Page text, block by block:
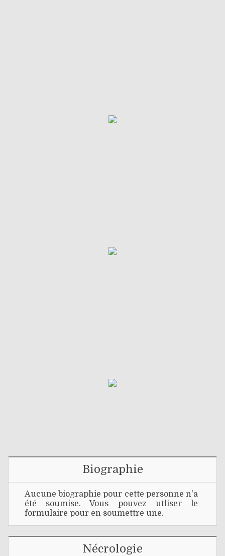
Biographie
Aucune biographie pour cette personne n'a
été soumise. Vous pouvez utliser le
formulaire pour en soumettre une.
Nécrologie